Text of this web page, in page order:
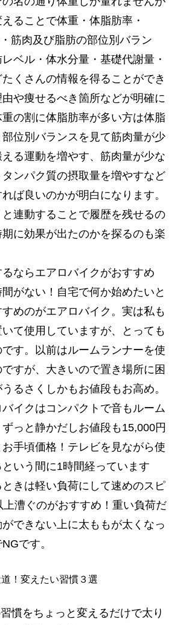
ることで体重・体脂肪率・
筋肉及び脂肪の部位別バラン
ベル・体水分量・基礎代謝量・
くさんの情報を得ることができ
や痩せるべき箇所などが明確に
の割に体脂肪率が多い方は体脂
位別バランスを見て筋肉量が少
る運動を増やす、筋肉量が少な
ンパク質の摂取量を増やすなど
ば良いのかが明白になります。
と連動することで履歴を残せるの
に効果が出たのかを探るのも楽
ならエアロバイクがおすすめ
がない！自宅で何か始めたいと
めのがエアロバイク。実は私も
いて使用していますが、とっても
す。以前はルームランナーを使
すが、大きいので置き場所に困
るさくしかもお値段もお高め。
イクはコンパクトで音もルーム
っと静かだしお値段も15,000円
お手頃価格！テレビを見ながら使
いう間に1時間経っています
きは軽い負荷にして速めのスピ
上漕ぐのがおすすめ！重い負荷だ
できない上に太ももが太くなっ
です。
！変えたい習慣３選
慣をちょっと変えるだけで太り